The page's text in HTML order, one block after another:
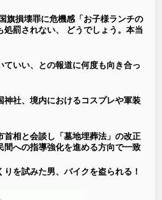
旗損壊罪に危機感「お子様ランチの
処罰されない、 どうでしょう。本当
ていい、との報道に何度も向き合っ
神社、境内におけるコスプレや軍装
首相と会談し「墓地埋葬法」の改正
への指導強化を進める方向で一致
りを試みた男、バイクを盗られる！